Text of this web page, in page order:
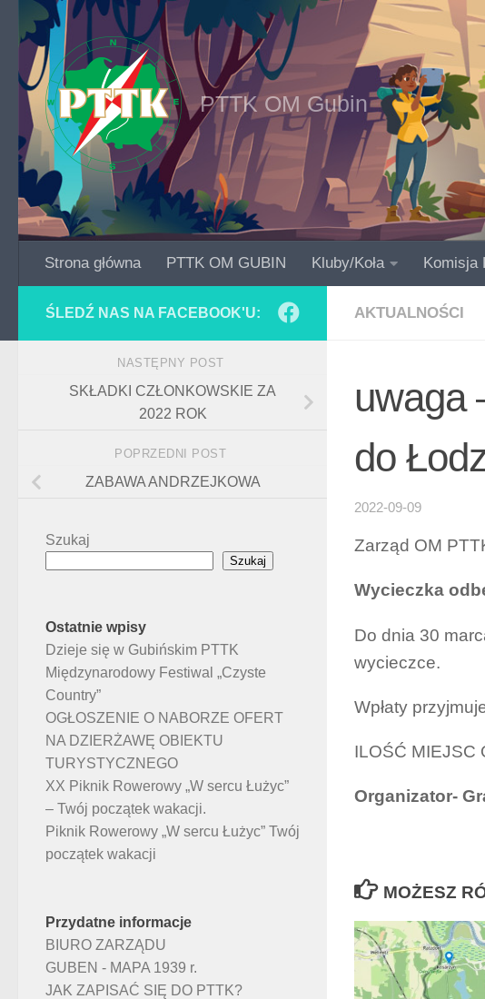
Skip to content
PTTK OM Gubin
Strona główna PTTK OM GUBIN Kluby/Koła Komisja
AKTUALNOŚCI
uwaga
do
2022-09-09
Zarząd OM
Wycieczka
Do dnia 30
wycieczce.
Wpłaty
ILOŚĆ MIEJSC
Organizator-
MOŻESZ
ŚLEDŹ NAS NA FACEBOOK'U:
NASTĘPNY POST
SKŁADKI CZŁONKOWSKIE ZA
2022 ROK
POPRZEDNI POST
ZABAWA ANDRZEJKOWA
Szukaj
Szukaj
Ostatnie wpisy
Dzieje się w Gubińskim PTTK
Międzynarodowy Festiwal „Czyste
Country”
OGŁOSZENIE O NABORZE OFERT
NA DZIERŻAWĘ OBIEKTU
TURYSTYCZNEGO
XX Piknik Rowerowy „W sercu Łużyc”
– Twój początek wakacji.
Piknik Rowerowy „W sercu Łużyc” Twój
początek wakacji
Przydatne informacje
BIURO ZARZĄDU
GUBEN - MAPA 1939 r.
JAK ZAPISAĆ SIĘ DO PTTK?